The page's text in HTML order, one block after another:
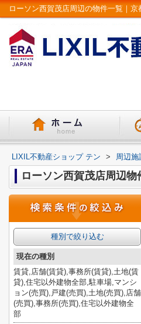
LIXIL不動産ショップ テン > 周辺施
ローソン西賀茂店周辺物
種別で絞り込む
現在の種別
賃貸,店舗(賃貸),事務所(賃貸),土地(賃
貸),住宅以外建物全部,駐車場,マンシ
ョン(売買),戸建(売買),土地(売買),店舗
(売買),事務所(売買),住宅以外建物全
部